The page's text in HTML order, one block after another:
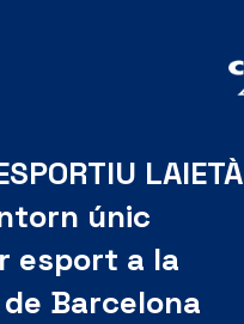
LAIETÀ
únic
esport a la
Barcelona